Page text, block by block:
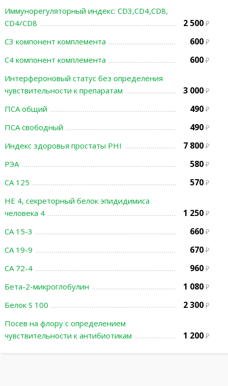
Иммунорегуляторный индекс: CD3,CD4,CD8,
CD4/CD8
2 500
С3 компонент комплемента 600
С4 компонент комплемента 600
Интерфероновый статус без определения
чувствительности к препаратам
3 000
ПСА общий 490
ПСА свободный 490
Индекс здоровья простаты PHI 7 800
РЭА 580
СА 125 570
НЕ 4, секреторный белок эпидидимиса
человека 4
1 250
СА 15-3 660
СА 19-9 670
СА 72-4 960
Бета-2-микроглобулин 1 080
Белок S 100 2 300
Посев на флору с определением
чувствительности к антибиотикам
1 200